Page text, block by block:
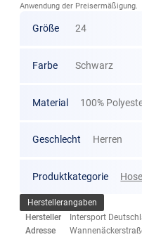
Anwendung der Preisermäßigung.
Größe 24
Farbe Schwarz
Material 100%
Geschlecht Herren
Produktkategorie Hose
Herstellerangaben
Hersteller
Intersport
Adresse